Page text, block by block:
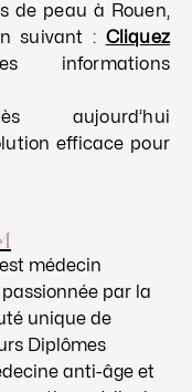
de peau à Rouen,
suivant : Cliquez
aujourd’hui
efficace pour
médecin
par la
unique de
Diplômes
anti-âge et